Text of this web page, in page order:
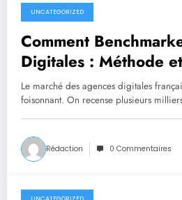
juillet 1, 2026
UNCATEGORIZED
Comment
Digitales : Méthode
d’Évaluation
Le marché des agences digitales
foisonnant. On recense plusieurs
Rédaction 0 Commentaires